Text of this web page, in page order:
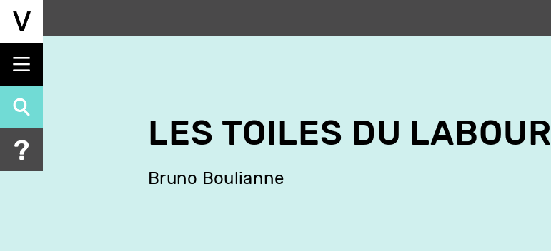
Aller
principal
LES TOILES DU LABOUR
Bruno Boulianne